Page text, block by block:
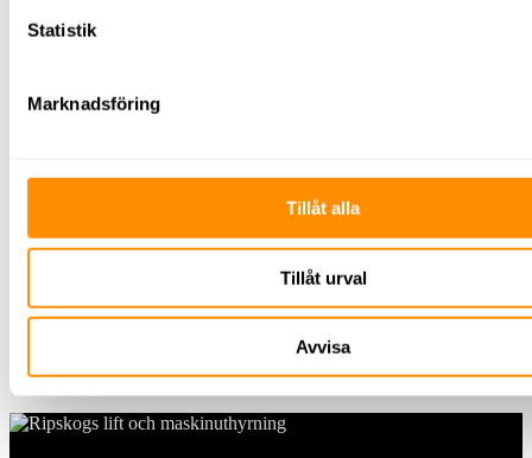
Statistik
Marknadsföring
Tillåt alla
Tillåt urval
Avvisa
energi
Centraler
Kabelhjälpmedel
Grönytehantering
Plattläggning
Utbildningar